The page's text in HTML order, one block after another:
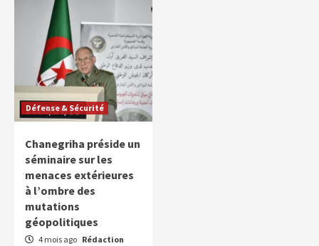
Défense & Sécurité
Chanegriha préside un
séminaire sur les
menaces extérieures
à l’ombre des
mutations
géopolitiques
4 mois ago Rédaction